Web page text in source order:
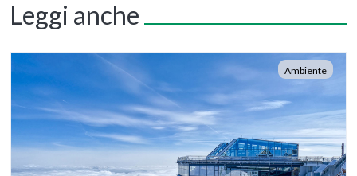
Leggi anche
Ambiente